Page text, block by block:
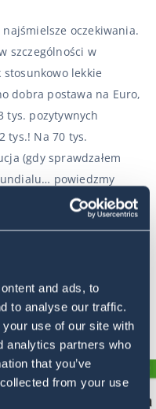
and ads, to
to analyse our traffic.
use of our site with
analytics partners who
that you’ve
from your use
oczekiwania.
szczególności w
stosunkowo lekkie
dobra postawa na Euro,
tys. pozytywnych
tys.! Na 70 tys.
(gdy sprawdzałem
powiedzmy
5 wpisów na
dane, zebrane z
Wiedziałem, nawet
Błaszczykowskim.